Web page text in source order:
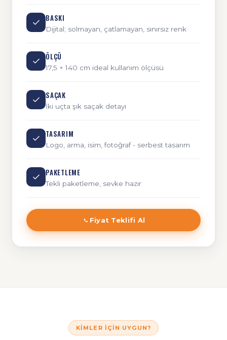
BASKI
Dijital; solmayan, çatlamayan, sınırsız renk
ÖLÇÜ
17,5 × 140 cm ideal kullanım ölçüsü
SAÇAK
İki uçta şık saçak detayı
TASARIM
Logo, arma, isim, fotoğraf - serbest tasarım
PAKETLEME
Tekli paketleme, sevke hazır
Fiyat Teklifi Al
KIMLER İÇIN UYGUN?